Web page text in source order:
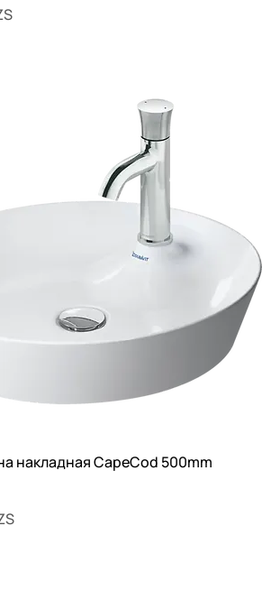
накладная CapeCod 500mm